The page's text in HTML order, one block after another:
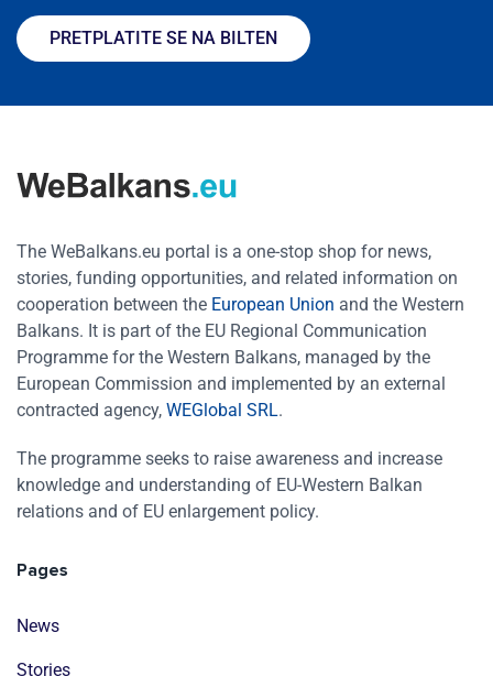
PRETPLATITE SE NA BILTEN
The WeBalkans.eu portal is a one-stop shop for news,
stories, funding opportunities, and related information on
cooperation between the European Union and the Western
Balkans. It is part of the EU Regional Communication
Programme for the Western Balkans, managed by the
European Commission and implemented by an external
contracted agency, WEGlobal SRL.
The programme seeks to raise awareness and increase
knowledge and understanding of EU-Western Balkan
relations and of EU enlargement policy.
Pages
News
Stories